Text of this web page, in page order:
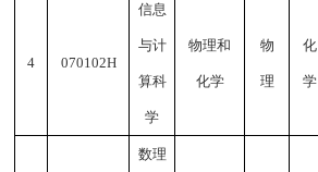
4 070102H
信息
与计
算科
学
物理和
化学
物
理
化
学
数理